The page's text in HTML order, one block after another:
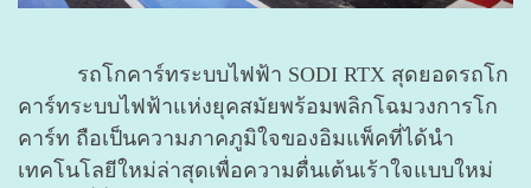
รถโกคาร์ทระบบไฟฟ้า SODI RTX สุดยอดรถโก
คาร์ทระบบไฟฟ้าแห่งยุคสมัยพร้อมพลิกโฉมวงการโก
คาร์ท ถือเป็นความภาคภูมิใจของอิมแพ็คที่ได้นำ
เทคโนโลยีใหม่ล่าสุดเพื่อความตื่นเต้นเร้าใจแบบใหม่